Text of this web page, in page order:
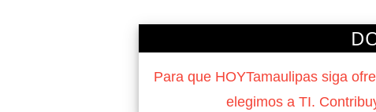
Para que HOYTamaulipas siga
elegimos a TI.